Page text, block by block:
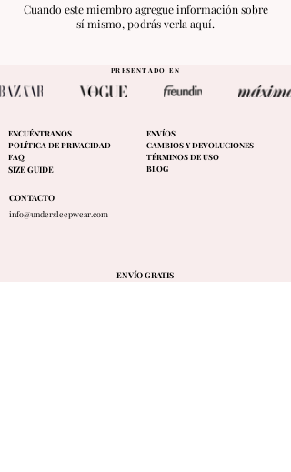
Cuando este miembro agregue información sobre
sí mismo, podrás verla aquí.
PRESENTADO EN
ENCUÉNTRANOS
POLÍTICA DE PRIVACIDAD
FAQ
SIZE GUIDE
ENVÍOS
CAMBIOS Y DEVOLUCIONES
TÉRMINOS DE USO
BLOG
CONTACTO
info@undersleepwear.com
ENVÍO GRATIS